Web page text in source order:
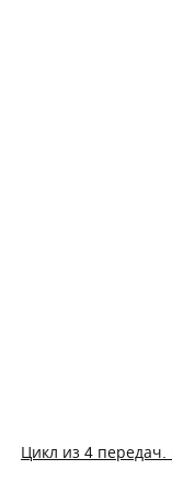
Цикл из 4 передач.